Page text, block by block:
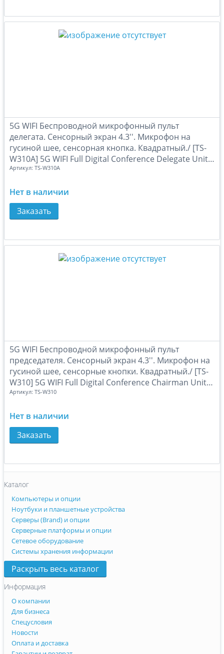
5G WIFI Беспроводной микрофонный пульт
делегата. Сенсорный экран 4.3''. Микрофон на
гусиной шее, сенсорная кнопка. Квадратный./ [TS-
W310A] 5G WIFI Full Digital Conference Delegate Unit,
(TS-W310A)
Артикул: TS-W310A
Нет в наличии
Заказать
5G WIFI Беспроводной микрофонный пульт
председателя. Сенсорный экран 4.3''. Микрофон на
гусиной шее, сенсорные кнопки. Квадратный./ [TS-
W310] 5G WIFI Full Digital Conference Chairman Unit,
(TS-W310)
Артикул: TS-W310
Нет в наличии
Заказать
Каталог
Компьютеры и опции
Ноутбуки и планшетные устройства
Серверы (Brand) и опции
Серверные платформы и опции
Сетевое оборудование
Системы хранения информации
Раскрыть весь каталог
Информация
О компании
Для бизнеса
Спецусловия
Новости
Оплата и доставка